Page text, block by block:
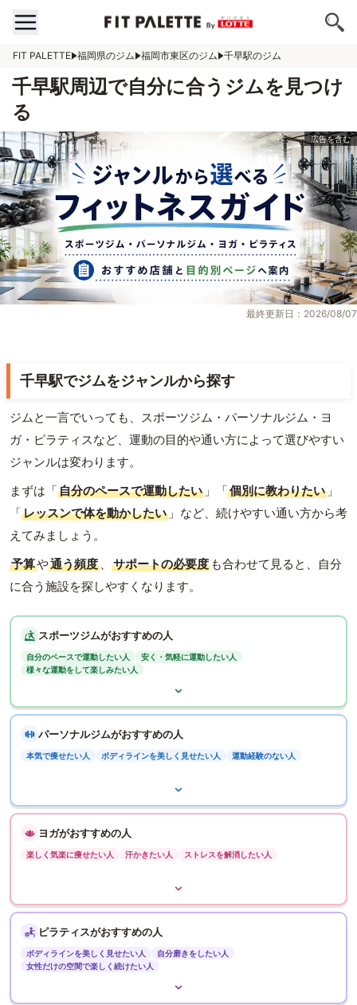
FIT PALETTE 福岡県のジム 福岡市東区のジム 千早駅のジム
千早駅周辺で自分に合うジムを見つけ
る
最終更新日：2026/08/07
千早駅でジムをジャンルから探す
ジムと一言でいっても、スポーツジム・パーソナルジム・ヨ
ガ・ピラティスなど、運動の目的や通い方によって選びやすい
ジャンルは変わります。
まずは「自分のペースで運動したい 」「個別に教わりたい 」
「レッスンで体を動かしたい 」など、続けやすい通い方から考
えてみましょう。
予算や通う頻度 、 サポートの必要度 も合わせて見ると、自分
に合う施設を探しやすくなります。
スポーツジムがおすすめの人
自分のペースで運動したい人
安く・気軽に運動したい人
様々な運動をして楽しみたい人
パーソナルジムがおすすめの人
本気で痩せたい人 ボディラインを美しく見せたい人 運動経験のない人
ヨガがおすすめの人
楽しく気楽に痩せたい人 汗かきたい人 ストレスを解消したい人
ピラティスがおすすめの人
ボディラインを美しく見せたい人
自分磨きをしたい人
女性だけの空間で楽しく続けたい人